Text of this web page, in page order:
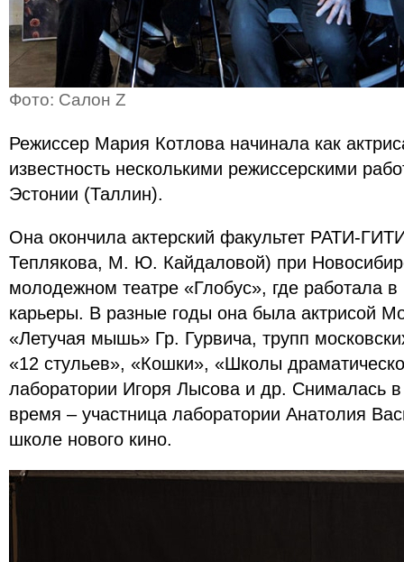
Фото: Салон Z
Режиссер Мария Котлова начинала как
известность несколькими режиссерскими
Эстонии (Таллин).
Она окончила актерский факультет РАТИ-
Теплякова, М. Ю. Кайдаловой) при
молодежном театре «Глобус», где работала в
карьеры. В разные годы она была актрисой
«Летучая мышь» Гр. Гурвича, трупп
«12 стульев», «Кошки», «Школы
лаборатории Игоря Лысова и др. Снималась
время – участница лаборатории Анатолия
школе нового кино.